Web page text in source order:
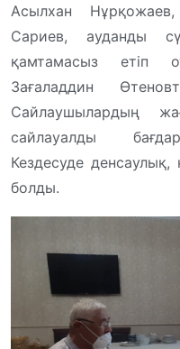
Асылхан
Сариев, ауданды
қамтамасыз етіп
Зағаладдин
Сайлаушылардың
сайлауалды
Кездесуде денсаулық,
болды.